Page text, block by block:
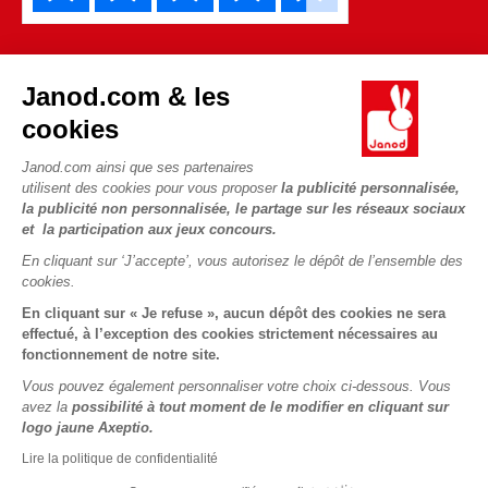
Janod.com & les
cookies
Janod.com ainsi que ses partenaires
utilisent des cookies pour vous proposer la publicité personnalisée,
la publicité non personnalisée, le partage sur les réseaux sociaux
et la participation aux jeux concours.
En cliquant sur ‘J’accepte’, vous autorisez le dépôt de l’ensemble des
cookies.
En cliquant sur « Je refuse », aucun dépôt des cookies ne sera
effectué, à l’exception des cookies strictement nécessaires au
fonctionnement de notre site.
Vous pouvez également personnaliser votre choix ci-dessous. Vous
avez la possibilité à tout moment de le modifier en cliquant sur
logo jaune Axeptio.
Lire la politique de confidentialité
Copyright © 2026 Janod - Tous droits réservés - CGV-Mentions
Légales